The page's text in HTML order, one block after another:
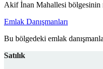
Akif İnan Mahallesi bölgesinin
Emlak Danışmanları
Bu bölgedeki emlak
Satılık